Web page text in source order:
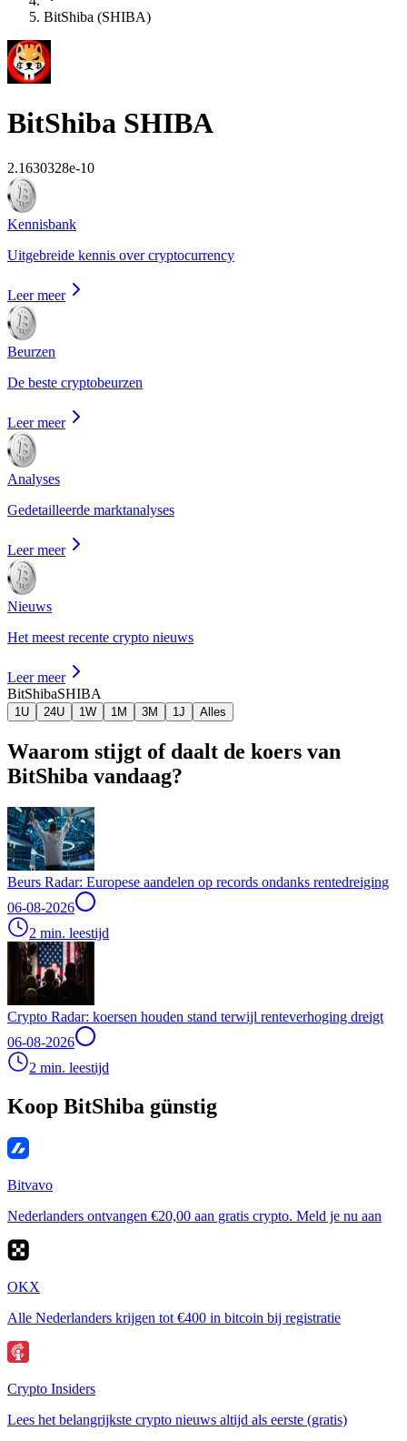
BitShiba (SHIBA)
BitShiba SHIBA
2.1630328e-10
Kennisbank
Uitgebreide kennis over cryptocurrency
Leer meer
Beurzen
De beste cryptobeurzen
Leer meer
Analyses
Gedetailleerde marktanalyses
Leer meer
Nieuws
Het meest recente crypto nieuws
Leer meer
BitShibaSHIBA
1U 24U 1W 1M 3M 1J Alles
Waarom stijgt of daalt de koers van
BitShiba vandaag?
Beurs Radar: Europese aandelen op records ondanks rentedreiging
06-08-2026
2 min. leestijd
Crypto Radar: koersen houden stand terwijl renteverhoging dreigt
06-08-2026
2 min. leestijd
Koop BitShiba günstig
Bitvavo
Nederlanders ontvangen €20,00 aan gratis crypto. Meld je nu aan
OKX
Alle Nederlanders krijgen tot €400 in bitcoin bij registratie
Crypto Insiders
Lees het belangrijkste crypto nieuws altijd als eerste (gratis)